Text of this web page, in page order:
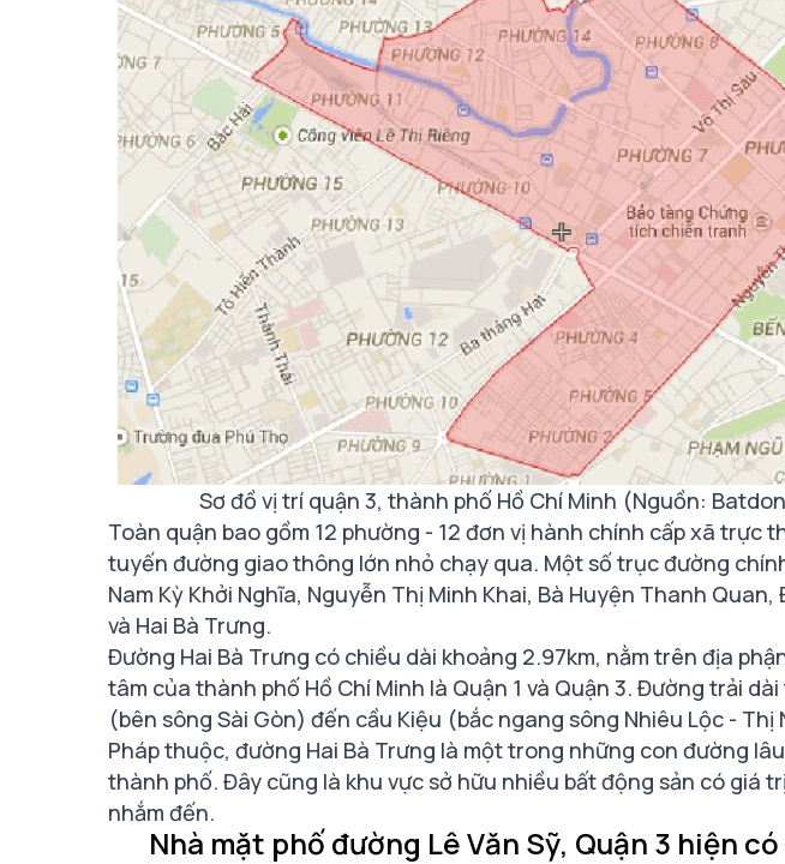
Sơ đồ vị trí quận 3, thành phố Hồ Chí Minh (Nguồn:
Toàn quận bao gồm 12 phường - 12 đơn vị hành chính cấp xã trực
tuyến đường giao thông lớn nhỏ chạy qua. Một số trục đường
Nam Kỳ Khởi Nghĩa, Nguyễn Thị Minh Khai, Bà Huyện Thanh Quan,
và Hai Bà Trưng.
Đường Hai Bà Trưng có chiều dài khoảng 2.97km, nằm trên địa
tâm của thành phố Hồ Chí Minh là Quận 1 và Quận 3. Đường trải
(bên sông Sài Gòn) đến cầu Kiệu (bắc ngang sông Nhiêu Lộc - Thị
Pháp thuộc, đường Hai Bà Trưng là một trong những con đường
thành phố. Đây cũng là khu vực sở hữu nhiều bất động sản có giá
nhắm đến.
Nhà mặt phố đường Lê Văn Sỹ, Quận 3 hiện